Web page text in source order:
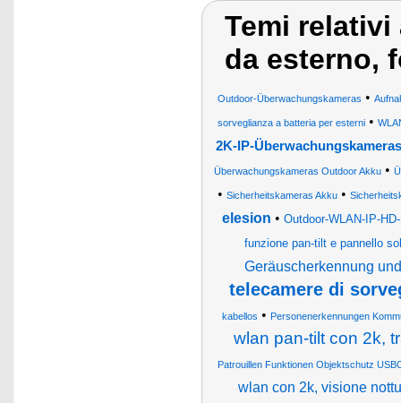
Temi relativi
da esterno,
Outdoor-Überwachungskameras •
sorveglianza a batteria per esterni •
2K-IP-
Überwachungskameras Outdoor Akku •
• Sicherheitskameras Akku •
elesion • Outdoor-WLAN-IP-
funzione pan-tilt e pannello
Geräuscherkennung
telecamere di
kabellos • Personenerkennungen
wlan pan-tilt con 2k,
Patrouillen Funktionen Objektschutz
wlan con 2k, visione